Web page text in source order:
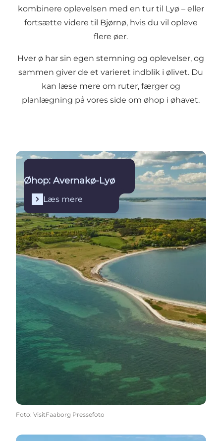
kombinere oplevelsen med en tur til Lyø – eller
fortsætte videre til Bjørnø, hvis du vil opleve
flere øer.
Hver ø har sin egen stemning og oplevelser, og
sammen giver de et varieret indblik i ølivet. Du
kan læse mere om ruter, færger og
planlægning påvores side om øhop i øhavet.
Læs mere
Øhop: Avernakø-Lyø
Læs mere
Foto: VisitFaaborg Pressefoto